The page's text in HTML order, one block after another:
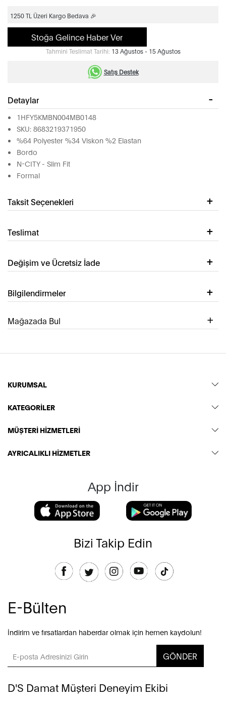
1250 TL Üzeri Kargo Bedava 🎉
Stoğa Gelince Haber Ver
Tahmini Teslimat Tarihi: 13 Ağustos - 15 Ağustos
Satış Destek
Detaylar
1HFY5KMBN004MB0148
SKU: 8683219371950
%64 Polyester %34 Viskon %2 Elastan
Bordo
N-CITY - Slim Fit
Formal
Taksit Seçenekleri
Teslimat
Değişim ve Ücretsiz İade
Bilgilendirmeler
Mağazada Bul
KURUMSAL
KATEGORİLER
MÜŞTERİ HİZMETLERİ
AYRICALIKLI HİZMETLER
App İndir
Bizi Takip Edin
E-Bülten
İndirim ve fırsatlardan haberdar olmak için hemen kaydolun!
GÖNDER
D'S Damat Müşteri Deneyim Ekibi